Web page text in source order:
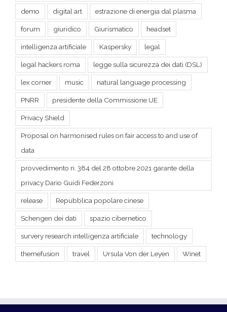
demo digital art estrazione di energia dal plasma
forum giuridico Giurismatico headset
intelligenza artificiale Kaspersky legal
legal hackers roma legge sulla sicurezza dei dati (DSL)
lex corner music natural language processing
PNRR presidente della Commissione UE
Privacy Shield
Proposal on harmonised rules on fair access to and use of
data
provvedimento n. 384 del 28 ottobre 2021 garante della
privacy Dario Guidi Federzoni
release Repubblica popolare cinese
Schengen dei dati spazio cibernetico
survery research intelligenza artificiale technology
themefusion travel Ursula Von der Leyen Winet